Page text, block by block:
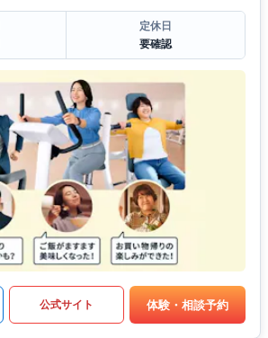
定休日
要確認
公式サイト 体験・相談予約